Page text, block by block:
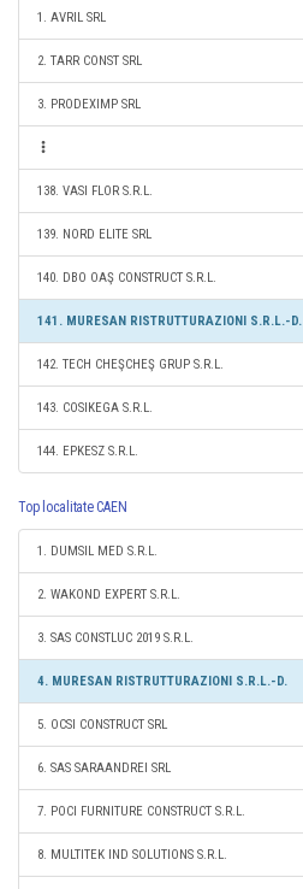
1. AVRIL SRL
2. TARR CONST SRL
3. PRODEXIMP SRL
138. VASI FLOR S.R.L.
139. NORD ELITE SRL
140. DBO OAŞ CONSTRUCT S.R.L.
141. MURESAN RISTRUTTURAZIONI S.R.L.-D.
142. TECH CHEŞCHEŞ GRUP S.R.L.
143. COSIKEGA S.R.L.
144. EPKESZ S.R.L.
Top localitate CAEN
1. DUMSIL MED S.R.L.
2. WAKOND EXPERT S.R.L.
3. SAS CONSTLUC 2019 S.R.L.
4. MURESAN RISTRUTTURAZIONI S.R.L.-D.
5. OCSI CONSTRUCT SRL
6. SAS SARAANDREI SRL
7. POCI FURNITURE CONSTRUCT S.R.L.
8. MULTITEK IND SOLUTIONS S.R.L.